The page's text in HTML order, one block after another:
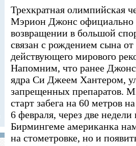
Трехкратная олимпийская
Мэрион Джонс официально
возвращении в большой
связан с рождением сына
действующего мирового
Напомним, что ранее
ядра Си Джеем Хантером,
запрещенных препаратов.
старт забега на 60 метров
6 февраля, через две
Бирмингеме американка
на стометровке, но и